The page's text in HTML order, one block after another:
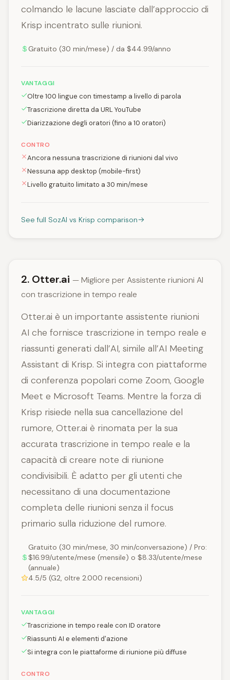
colmando le lacune lasciate dall’approccio di
Krisp incentrato sulle riunioni.
Gratuito (30 min/mese) / da $44.99/anno
VANTAGGI
Oltre 100 lingue con timestamp a livello di parola
Trascrizione diretta da URL YouTube
Diarizzazione degli oratori (fino a 10 oratori)
CONTRO
Ancora nessuna trascrizione di riunioni dal vivo
Nessuna app desktop (mobile-first)
Livello gratuito limitato a 30 min/mese
See full SozAI vs Krisp comparison
2. Otter.ai — Migliore per Assistente riunioni AI
con trascrizione in tempo reale
Otter.ai è un importante assistente riunioni
AI che fornisce trascrizione in tempo reale e
riassunti generati dall’AI, simile all’AI Meeting
Assistant di Krisp. Si integra con piattaforme
di conferenza popolari come Zoom, Google
Meet e Microsoft Teams. Mentre la forza di
Krisp risiede nella sua cancellazione del
rumore, Otter.ai è rinomata per la sua
accurata trascrizione in tempo reale e la
capacità di creare note di riunione
condivisibili. È adatto per gli utenti che
necessitano di una documentazione
completa delle riunioni senza il focus
primario sulla riduzione del rumore.
Gratuito (30 min/mese, 30 min/conversazione) / Pro:
$16.99/utente/mese (mensile) o $8.33/utente/mese
(annuale)
4.5/5 (G2, oltre 2.000 recensioni)
VANTAGGI
Trascrizione in tempo reale con ID oratore
Riassunti AI e elementi d'azione
Si integra con le piattaforme di riunione più diffuse
CONTRO